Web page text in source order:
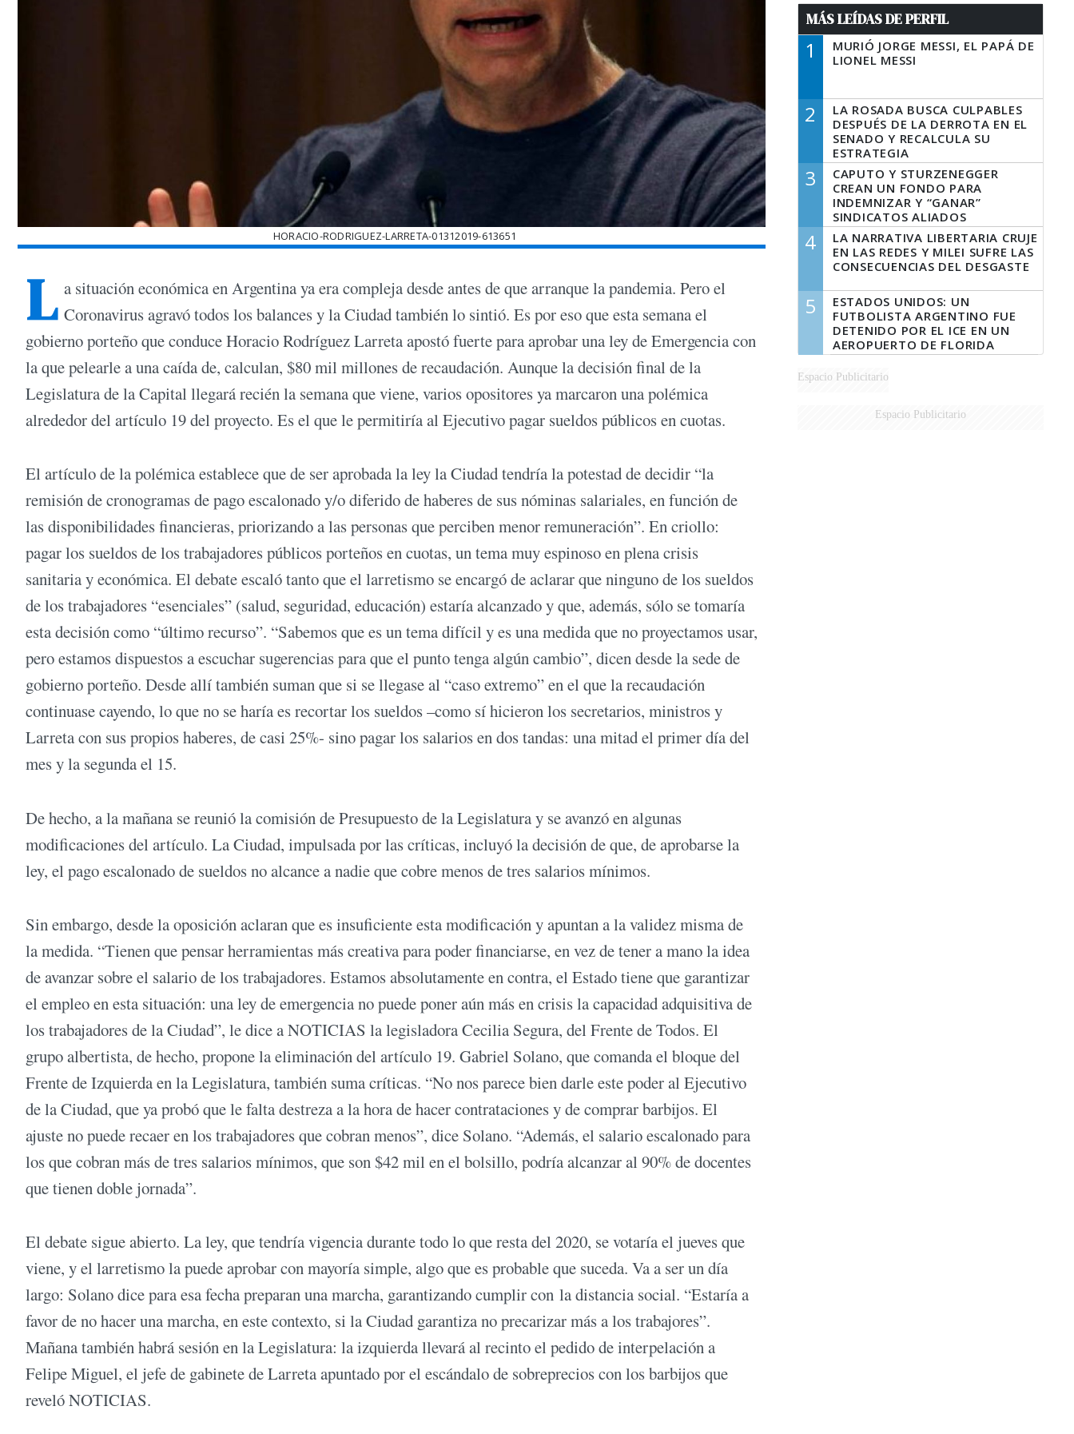
HORACIO-RODRIGUEZ-LARRETA-01312019-613651
L a situación económica en Argentina ya era compleja desde antes de que arranque la pandemia. Pero el
Coronavirus agravó todos los balances y la Ciudad también lo sintió. Es por eso que esta semana el
gobierno porteño que conduce Horacio Rodríguez Larreta apostó fuerte para aprobar una ley de Emergencia con
la que pelearle a una caída de, calculan, $80 mil millones de recaudación. Aunque la decisión final de la
Legislatura de la Capital llegará recién la semana que viene, varios opositores ya marcaron una polémica
alrededor del artículo 19 del proyecto. Es el que le permitiría al Ejecutivo pagar sueldos públicos en cuotas.
El artículo de la polémica establece que de ser aprobada la ley la Ciudad tendría la potestad de decidir “la
remisión de cronogramas de pago escalonado y/o diferido de haberes de sus nóminas salariales, en función de
las disponibilidades financieras, priorizando a las personas que perciben menor remuneración”. En criollo:
pagar los sueldos de los trabajadores públicos porteños en cuotas, un tema muy espinoso en plena crisis
sanitaria y económica. El debate escaló tanto que el larretismo se encargó de aclarar que ninguno de los sueldos
de los trabajadores “esenciales” (salud, seguridad, educación) estaría alcanzado y que, además, sólo se tomaría
esta decisión como “último recurso”. “Sabemos que es un tema difícil y es una medida que no proyectamos usar,
pero estamos dispuestos a escuchar sugerencias para que el punto tenga algún cambio”, dicen desde la sede de
gobierno porteño. Desde allí también suman que si se llegase al “caso extremo” en el que la recaudación
continuase cayendo, lo que no se haría es recortar los sueldos –como sí hicieron los secretarios, ministros y
Larreta con sus propios haberes, de casi 25%- sino pagar los salarios en dos tandas: una mitad el primer día del
mes y la segunda el 15.
De hecho, a la mañana se reunió la comisión de Presupuesto de la Legislatura y se avanzó en algunas
modificaciones del artículo. La Ciudad, impulsada por las críticas, incluyó la decisión de que, de aprobarse la
ley, el pago escalonado de sueldos no alcance a nadie que cobre menos de tres salarios mínimos.
Sin embargo, desde la oposición aclaran que es insuficiente esta modificación y apuntan a la validez misma de
la medida. “Tienen que pensar herramientas más creativa para poder financiarse, en vez de tener a mano la idea
de avanzar sobre el salario de los trabajadores. Estamos absolutamente en contra, el Estado tiene que garantizar
el empleo en esta situación: una ley de emergencia no puede poner aún más en crisis la capacidad adquisitiva de
los trabajadores de la Ciudad”, le dice a NOTICIAS la legisladora Cecilia Segura, del Frente de Todos. El
grupo albertista, de hecho, propone la eliminación del artículo 19. Gabriel Solano, que comanda el bloque del
Frente de Izquierda en la Legislatura, también suma críticas. “No nos parece bien darle este poder al Ejecutivo
de la Ciudad, que ya probó que le falta destreza a la hora de hacer contrataciones y de comprar barbijos. El
ajuste no puede recaer en los trabajadores que cobran menos”, dice Solano. “Además, el salario escalonado para
los que cobran más de tres salarios mínimos, que son $42 mil en el bolsillo, podría alcanzar al 90% de docentes
que tienen doble jornada”.
El debate sigue abierto. La ley, que tendría vigencia durante todo lo que resta del 2020, se votaría el jueves que
viene, y el larretismo la puede aprobar con mayoría simple, algo que es probable que suceda. Va a ser un día
largo: Solano dice para esa fecha preparan una marcha, garantizando cumplir con la distancia social. “Estaría a
favor de no hacer una marcha, en este contexto, si la Ciudad garantiza no precarizar más a los trabajores”.
Mañana también habrá sesión en la Legislatura: la izquierda llevará al recinto el pedido de interpelación a
Felipe Miguel, el jefe de gabinete de Larreta apuntado por el escándalo de sobreprecios con los barbijos que
reveló NOTICIAS.
MÁS LEÍDAS DE PERFIL
1
MURIÓ JORGE MESSI, EL PAPÁ DE
LIONEL MESSI
2
LA ROSADA BUSCA CULPABLES
DESPUÉS DE LA DERROTA EN EL
SENADO Y RECALCULA SU
ESTRATEGIA
3
CAPUTO Y STURZENEGGER
CREAN UN FONDO PARA
INDEMNIZAR Y “GANAR”
SINDICATOS ALIADOS
4
LA NARRATIVA LIBERTARIA CRUJE
EN LAS REDES Y MILEI SUFRE LAS
CONSECUENCIAS DEL DESGASTE
5
ESTADOS UNIDOS: UN
FUTBOLISTA ARGENTINO FUE
DETENIDO POR EL ICE EN UN
AEROPUERTO DE FLORIDA
Espacio Publicitario
Espacio Publicitario